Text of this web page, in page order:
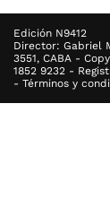
Edición N9412
Director: Gabriel
3551, CABA -
1852 9232 -
- Términos y